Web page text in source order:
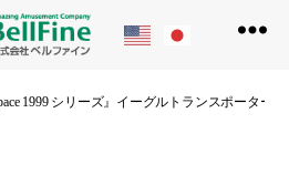
フ 1999 シリーズ』イーグルトランスポータ